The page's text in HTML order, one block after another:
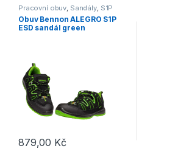
Pracovní obuv, Sandály, S1P
Obuv Bennon ALEGRO S1P
ESD sandál green
879,00 Kč